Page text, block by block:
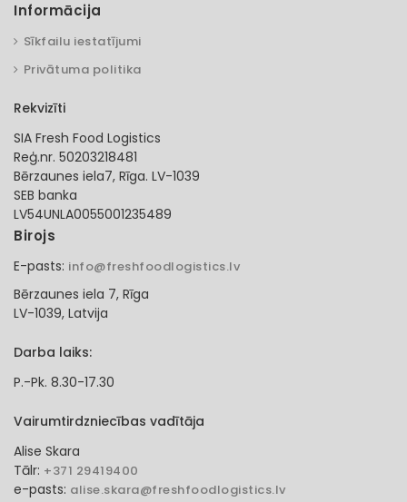
Informācija
Sīkfailu iestatījumi
Privātuma politika
Rekvizīti
SIA Fresh Food Logistics
Reģ.nr. 50203218481
Bērzaunes iela7, Rīga. LV-1039
SEB banka
LV54UNLA0055001235489
Birojs
E-pasts: info@freshfoodlogistics.lv
Bērzaunes iela 7, Rīga
LV-1039, Latvija
Darba laiks:
P.-Pk. 8.30-17.30
Vairumtirdzniecības vadītāja
Alise Skara
Tālr: +371 29419400
e-pasts: alise.skara@freshfoodlogistics.lv